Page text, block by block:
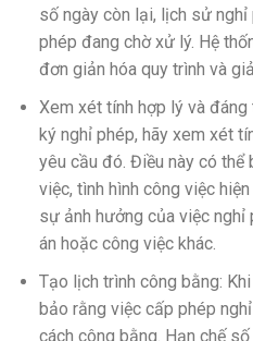
số ngày còn lại, lịch sử
phép đang chờ xử lý. Hệ
đơn giản hóa quy trình và
Xem xét tính hợp lý và
ký nghỉ phép, hãy xem xét
yêu cầu đó. Điều này có
việc, tình hình công việc
sự ảnh hưởng của việc
án hoặc công việc khác.
Tạo lịch trình công bằng:
bảo rằng việc cấp phép
cách công bằng. Hạn chế